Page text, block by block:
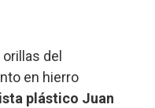
del
en hierro
plástico Juan